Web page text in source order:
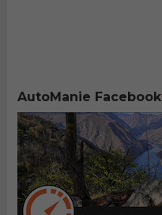
AutoManie Facebook